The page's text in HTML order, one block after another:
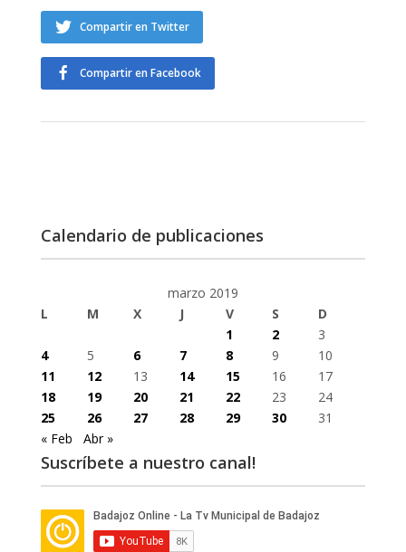
Compartir en Twitter
Compartir en Facebook
Calendario de publicaciones
marzo 2019
L
M X J V S
D
1
2
3
4
5 6 7 8 9
10
11
12 13 14 15 16
17
18
19 20 21 22 23
24
25
26 27 28 29 30
31
« Feb
Abr »
Suscríbete a nuestro canal!